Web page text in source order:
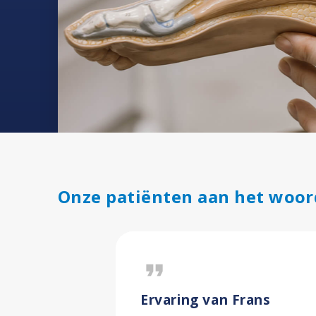
Onze patiënten aan het
format_quote
Ervaring van Frans